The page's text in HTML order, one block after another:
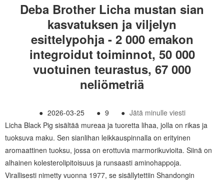
Deba Brother Licha mustan sian
kasvatuksen ja viljelyn
esittelypohja - 2 000 emakon
integroidut toiminnot, 50 000
vuotuinen teurastus, 67 000
neliömetriä
● 2026-03-25 ● 9 ● Jätä minulle viesti
Licha Black Pig sisältää mureaa ja tuoretta lihaa, jolla on rikas ja
tuoksuva maku. Sen sianlihan leikkauspinnalla on erityinen
aromaattinen tuoksu, jossa on erottuvia marmorikuvioita. Siinä on
alhainen kolesterolipitoisuus ja runsaasti aminohappoja.
Virallisesti nimetty vuonna 1977, se sisällytettiin Shandongin